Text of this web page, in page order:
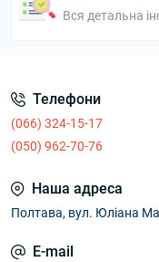
Вся детальна
Телефони
(066) 324-15-17
(050) 962-70-76
Наша адреса
Полтава, вул. Юліана
E-mail